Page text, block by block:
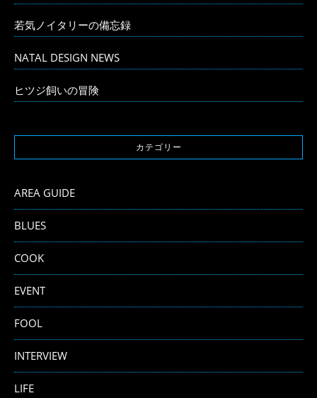
若気ノイタリーの備忘録
NATAL DESIGN NEWS
ヒツジ飼いの冒険
カテゴリー
AREA GUIDE
BLUES
COOK
EVENT
FOOL
INTERVIEW
LIFE